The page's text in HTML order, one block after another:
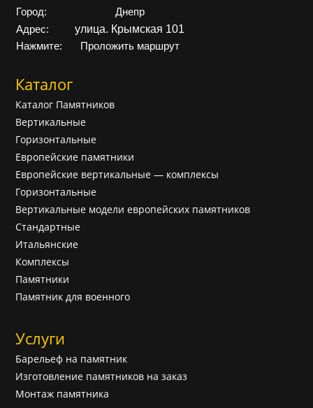
Город:
Днепр
Адрес:
улица. Крымская 101
Нажмите: Проложить маршрут
Каталог
Каталог Памятников
Вертикальные
Горизонтальные
Европейские памятники
Европейские вертикальные — комплексы
Горизонтальные
Вертикальные модели европейских памятников
Cтандартные
Итальянские
Комплексы
Памятники
Памятник для военного
Услуги
Барельеф на памятник
Изготовление памятников на заказ
Монтаж памятника